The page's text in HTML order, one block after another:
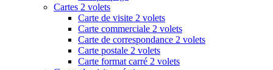
Cartes 2 volets
Carte de visite 2 volets
Carte commerciale 2 volets
Carte de correspondance 2 volets
Carte postale 2 volets
Carte format carré 2 volets